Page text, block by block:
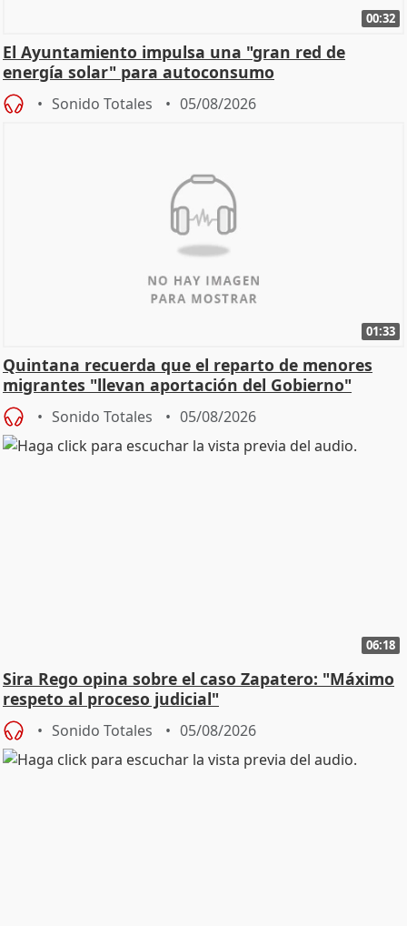
00:32
El Ayuntamiento impulsa una "gran red de
energía solar" para autoconsumo
Sonido Totales 05/08/2026
01:33
Quintana recuerda que el reparto de menores
migrantes "llevan aportación del Gobierno"
central
Sonido Totales 05/08/2026
06:18
Sira Rego opina sobre el caso Zapatero: "Máximo
respeto al proceso judicial"
Sonido Totales 05/08/2026